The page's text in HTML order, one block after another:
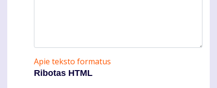
Apie teksto formatus
Ribotas HTML